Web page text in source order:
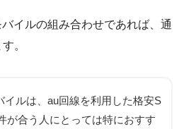
イルの組み合わせであれば、通
。
イルは、au回線を利用した格安S
が合う人にとっては特におすす